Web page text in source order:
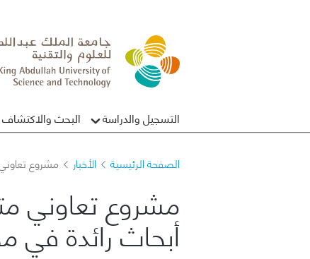
التسجيل والدراسة البحث والاكتشاف
الصفحة الرئيسية الأخبار مشروع
مشروع تعاوني
أبحاث رائدة في